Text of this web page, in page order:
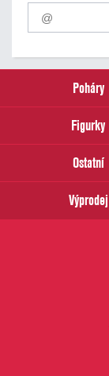
Pro
odběr
našich
email
Poháry
Figurky
Ostatní
Výprodej